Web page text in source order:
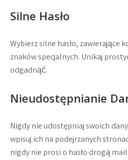
Silne Hasło
Wybierz silne hasło, zawierające
znaków specjalnych. Unikaj
odgadnąć.
Nieudostępnianie
Nigdy nie udostępniaj swoich
wpisuj ich na podejrzanych
nigdy nie prosi o hasło drogą